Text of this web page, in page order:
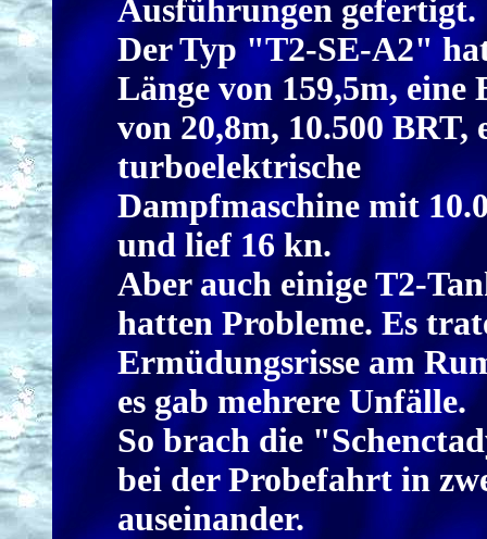
Ausführungen gefertigt.
Der Typ "T2-SE-A2"
Länge von 159,5m, eine
von 20,8m, 10.500 BRT,
turboelektrische
Dampfmaschine mit
und lief 16 kn.
Aber auch einige T2-
hatten Probleme. Es
Ermüdungsrisse am
es gab mehrere Unfälle.
So brach die
bei der Probefahrt in
auseinander.